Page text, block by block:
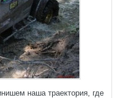
наша траектория, где